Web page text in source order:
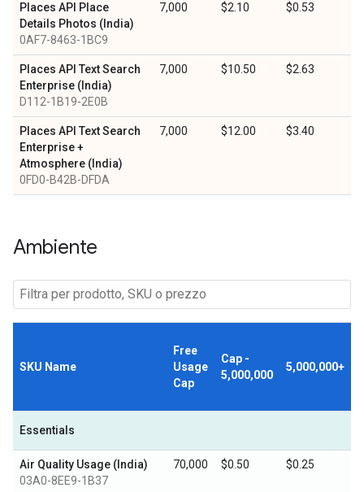
Places API Place
Details Photos (India)
0AF7-8463-1BC9
7,000 $2.10 $0.53
Places API Text Search
Enterprise (India)
D112-1B19-2E0B
7,000 $10.50 $2.63
Places API Text Search
Enterprise +
Atmosphere (India)
0FD0-B42B-DFDA
7,000 $12.00 $3.40
Ambiente
SKU Name
Free
Usage
Cap
Cap -
5,000,000
5,000,000+
Essentials
Air Quality Usage (India)
03A0-8EE9-1B37
70,000 $0.50 $0.25